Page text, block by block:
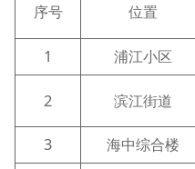
序号 位置
1 浦江小区
2 滨江街道
3 海中综合楼